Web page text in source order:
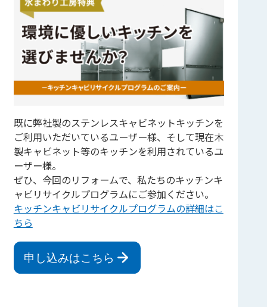
既に弊社製のステンレスキャビネットキッチンを
ご利用いただいているユーザー様、そして現在木
製キャビネット等のキッチンを利用されているユ
ーザー様。
ぜひ、今回のリフォームで、私たちのキッチンキ
ャビリサイクルプログラムにご参加ください。
キッチンキャビリサイクルプログラムの詳細はこ
ちら
申し込みはこちら